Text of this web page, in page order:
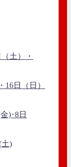
日（日）
土)